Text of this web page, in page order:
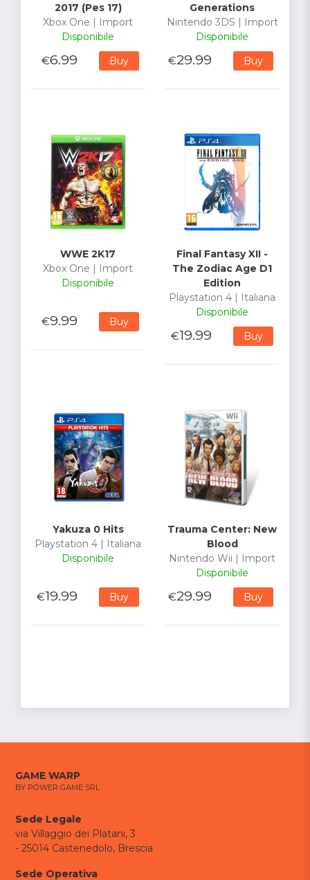
2017 (Pes 17)
Xbox One | Import
Disponibile
€6.99 Buy
Generations
Nintendo 3DS | Import
Disponibile
€29.99 Buy
WWE 2K17
Xbox One | Import
Disponibile
€9.99 Buy
Final Fantasy XII -
The Zodiac Age D1
Edition
Playstation 4 | Italiana
Disponibile
€19.99 Buy
Yakuza 0 Hits
Playstation 4 | Italiana
Disponibile
€19.99 Buy
Trauma Center: New
Blood
Nintendo Wii | Import
Disponibile
€29.99 Buy
GAME WARP
BY POWER GAME SRL
Sede Legale
via Villaggio dei Platani, 3
- 25014 Castenedolo, Brescia
Sede Operativa